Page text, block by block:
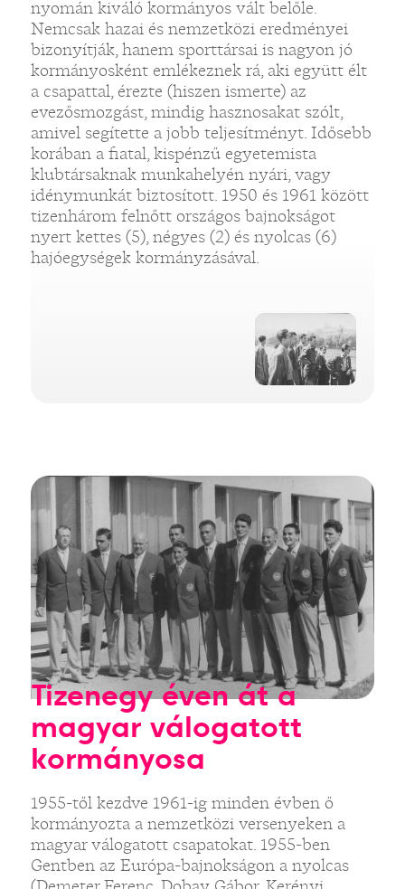
nyomán kiváló kormányos vált belőle.
Nemcsak hazai és nemzetközi eredményei
bizonyítják, hanem sporttársai is nagyon jó
kormányosként emlékeznek rá, aki együtt élt
a csapattal, érezte (hiszen ismerte) az
evezősmozgást, mindig hasznosakat szólt,
amivel segítette a jobb teljesítményt. Idősebb
korában a fiatal, kispénzű egyetemista
klubtársaknak munkahelyén nyári, vagy
idénymunkát biztosított. 1950 és 1961 között
tizenhárom felnőtt országos bajnokságot
nyert kettes (5), négyes (2) és nyolcas (6)
hajóegységek kormányzásával.
Tizenegy éven át a
magyar válogatott
kormányosa
1955-től kezdve 1961-ig minden évben ő
kormányozta a nemzetközi versenyeken a
magyar válogatott csapatokat. 1955-ben
Gentben az Európa-bajnokságon a nyolcas